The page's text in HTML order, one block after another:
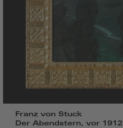
Franz von Stuck
Der Abendstern, vor 1912